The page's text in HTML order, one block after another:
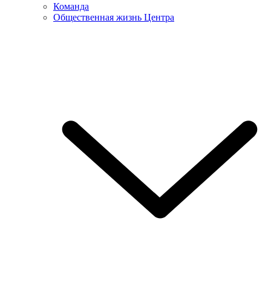
Команда
Общественная жизнь Центра